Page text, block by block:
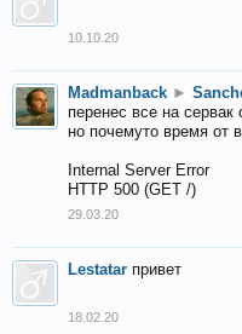
10.10.20
Madmanback ►
перенес все на сервак
но почемуто время от
Internal Server Error
HTTP 500 (GET /)
29.03.20
Lestatar привет
18.02.20